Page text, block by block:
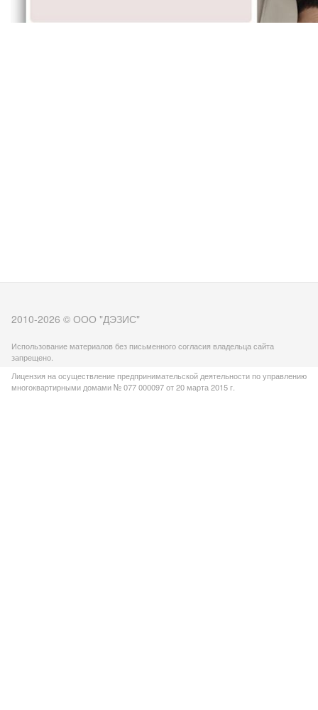
2010-2026 © ООО "ДЭЗИС"
Использование материалов без письменного согласия владельца сайта
запрещено.
Лицензия на осуществление предпринимательской деятельности по управлению
многоквартирными домами № 077 000097 от 20 марта 2015 г.